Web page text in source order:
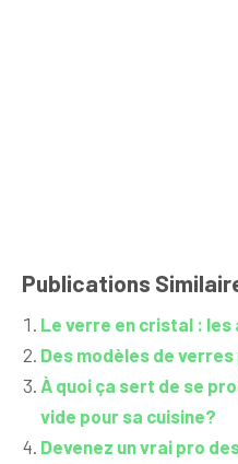
Publications
Le verre en cristal :
Des modèles de
À quoi ça sert de se
vide pour sa cuisine?
Devenez un vrai pro